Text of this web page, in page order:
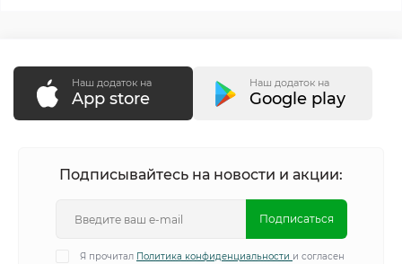
Наш додаток на
App store
Наш додаток на
Google play
Подписывайтесь на новости и акции:
Подписаться
Я прочитал Политика конфиденциальности и согласен